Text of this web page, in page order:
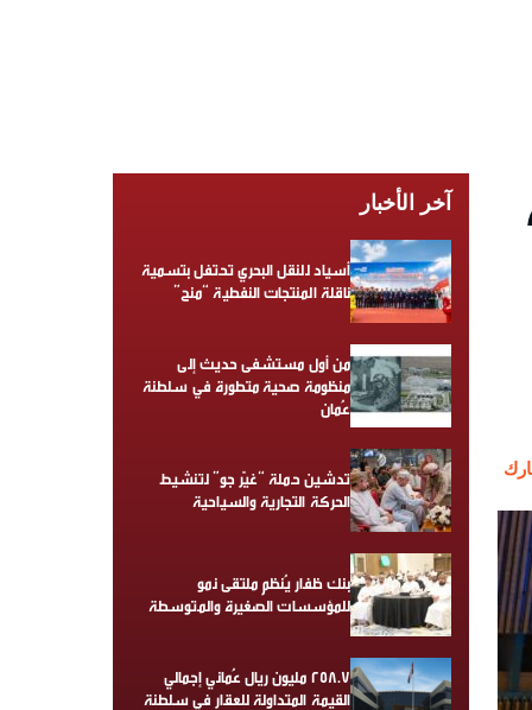
آخر الأخبار
أسياد للنقل البحري تحتفل بتسمية
ناقلة المنتجات النفطية “منح”
من أول مستشفى حديث إلى
منظومة صحية متطورة في سلطنة
عُمان
تدشين حملة “غيّر جو” لتنشيط
الحركة التجارية والسياحية
بنك ظفار يُنظم ملتقى نمو
للمؤسسات الصغيرة والمتوسطة
258.7 مليون ريال عُماني إجمالي
القيمة المتداولة للعقار في سلطنة